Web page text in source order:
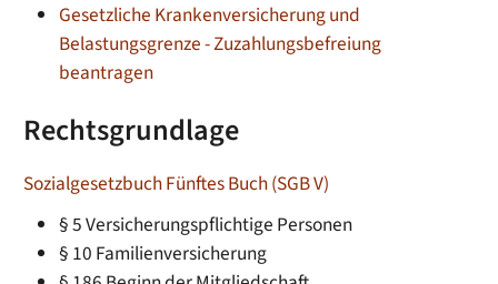
Gesetzliche Krankenversicherung und
Belastungsgrenze - Zuzahlungsbefreiung
beantragen
Rechtsgrundlage
Sozialgesetzbuch Fünftes Buch (SGB V)
§ 5Versicherungspflichtige Personen
§ 10 Familienversicherung